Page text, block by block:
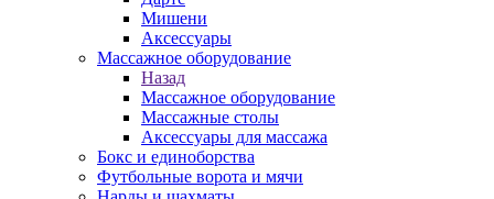
Мишени
Аксессуары
Массажное оборудование
Назад
Массажное оборудование
Массажные столы
Аксессуары для массажа
Бокс и единоборства
Футбольные ворота и мячи